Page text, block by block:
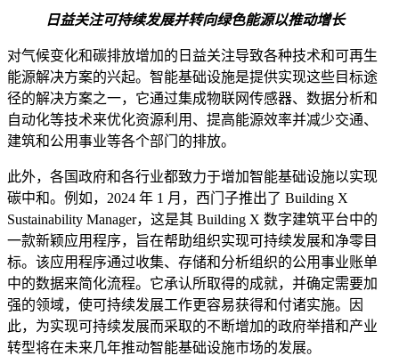
日益关注可持续发展并转向绿色能源以推动增长
对气候变化和碳排放增加的日益关注导致各种技术和可再生
能源解决方案的兴起。智能基础设施是提供实现这些目标途
径的解决方案之一，它通过集成物联网传感器、数据分析和
自动化等技术来优化资源利用、提高能源效率并减少交通、
建筑和公用事业等各个部门的排放。
此外，各国政府和各行业都致力于增加智能基础设施以实现
碳中和。例如，2024 年 1 月，西门子推出了 Building X
Sustainability Manager，这是其 Building X 数字建筑平台中的
一款新颖应用程序，旨在帮助组织实现可持续发展和净零目
标。该应用程序通过收集、存储和分析组织的公用事业账单
中的数据来简化流程。它承认所取得的成就，并确定需要加
强的领域，使可持续发展工作更容易获得和付诸实施。因
此，为实现可持续发展而采取的不断增加的政府举措和产业
转型将在未来几年推动智能基础设施市场的发展。